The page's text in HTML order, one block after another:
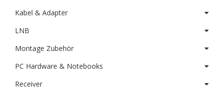
Kabel & Adapter
LNB
Montage Zubehör
PC Hardware & Notebooks
Receiver